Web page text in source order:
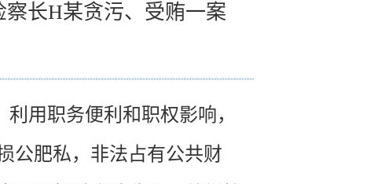
长H某贪污、受贿一案
用职务便利和职权影响，
公肥私，非法占有公共财